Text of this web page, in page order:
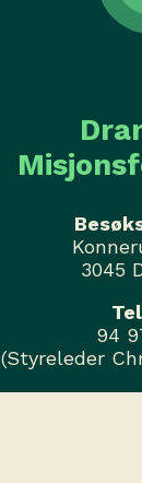
3045
94
(Styreleder